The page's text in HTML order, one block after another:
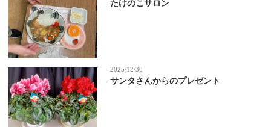
たけのこサロン
2025/12/30
サンタさんからのプレゼント